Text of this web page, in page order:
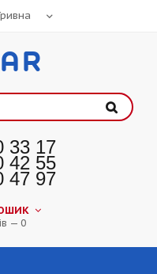
33 17
42 55
47 97
— 0